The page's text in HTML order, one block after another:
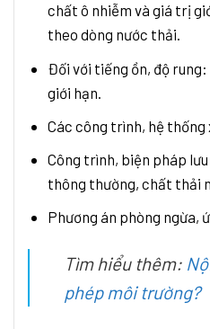
chất ô nhiễm và giá trị
theo dòng nước thải.
Đối với tiếng ồn, độ
giới hạn.
Các công trình, hệ
Công trình, biện pháp
thông thường, chất thải
Phương án phòng ngừa,
Tìm hiểu thêm:
phép môi trường?